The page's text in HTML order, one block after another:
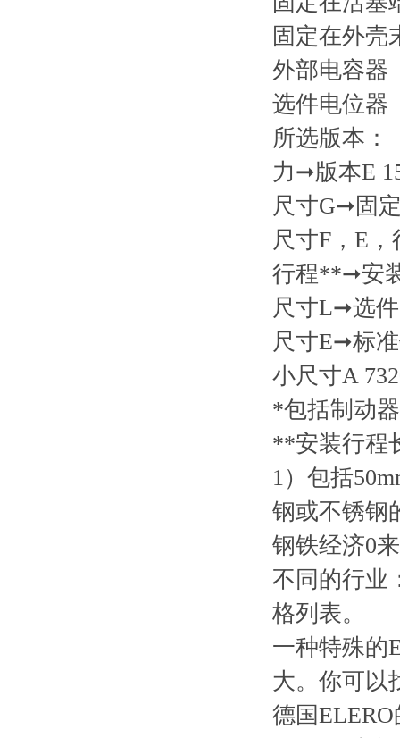
固定在外壳
外部电容器
选件电位器
所选版本：
力➞版本E
尺寸G➞固
尺寸F，E
行程**➞安
尺寸L➞选
尺寸E➞标
小尺寸A
*包括制动
**安装行程
1）包括
钢或不锈钢
钢铁经济0
不同的行业
格列表。
一种特殊的
大。你可以
德国